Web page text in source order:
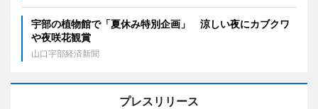
宇部の植物館で「夏休み特別企画」 涼しい夜にカブクワ
や夜咲花観賞
山口宇部経済新聞
プレスリリース